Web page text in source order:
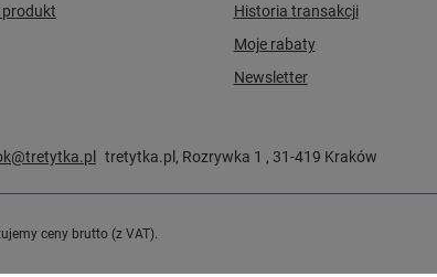
produkt
Historia transakcji
Moje rabaty
Newsletter
tretytka.pl , Rozrywka 1 , 31-419 Kraków
ceny brutto (z VAT).